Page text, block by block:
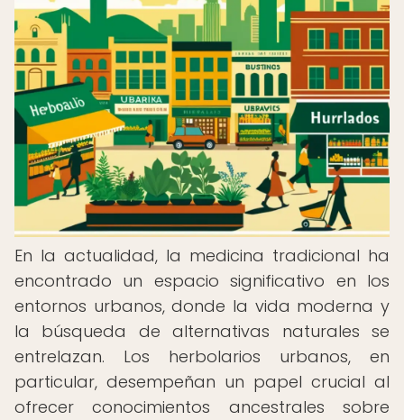
En la actualidad, la medicina tradicional ha
encontrado un espacio significativo en los
entornos urbanos, donde la vida moderna y
la búsqueda de alternativas naturales se
entrelazan. Los herbolarios urbanos, en
particular, desempeñan un papel crucial al
ofrecer conocimientos ancestrales sobre